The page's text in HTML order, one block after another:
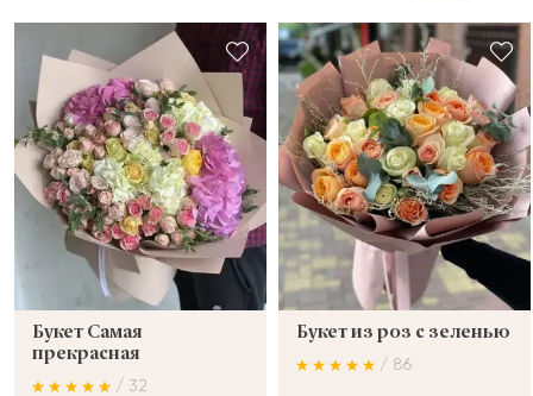
Букет Самая
прекрасная
/ 32
Букет из роз с зеленью
/ 86